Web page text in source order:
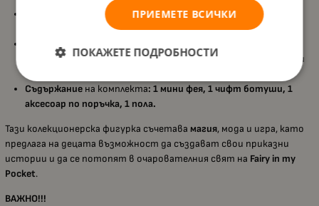
Изработена с внимание към детайла и качеството,
подходяща за активна игра и колекциониране;
въображението, креативността и интереса към приказни
Съдържание на комплекта: 1 мини фея, 1 чифт ботуши, 1
аксесоар по поръчка, 1 пола.
Тази колекционерска фигурка съчетава магия, мода и игра, като
предлага на децата възможност да създават свои приказни
истории и да се потопят в очарователния свят на Fairy in my
Pocket.
ВАЖНО!!!
ПРИЕМЕТЕ ВСИЧКИ
ПОКАЖЕТЕ ПОДРОБНОСТИ